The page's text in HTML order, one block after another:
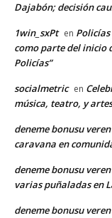
Dajabón; decisión
1win_sxPt en
como parte del inicio
Policías”
socialmetric en
música, teatro, y
deneme bonusu
caravana en
deneme bonusu
varias puñaladas en
deneme bonusu